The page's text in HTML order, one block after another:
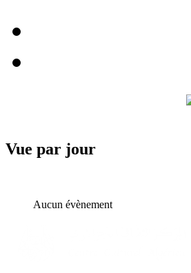
Vue par jour
Aucun évènement